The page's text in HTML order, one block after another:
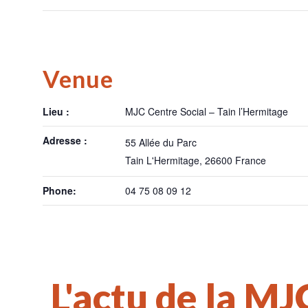
Venue
Lieu : MJC Centre Social – Tain l’Hermitage
Adresse :
55 Allée du Parc
Tain L'Hermitage, 26600 France
Phone: 04 75 08 09 12
L'actu de la